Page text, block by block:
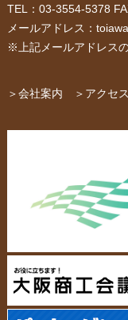
スタッフ紹介
当社の協力工場の設
パッケージ
ペーパーレザーバッグ
カタログ/パンフレッ
スタンド
TEL：03-3554-5378
メールアドレス：
※上記メールアドレス
＞会社案内 ＞アクセ